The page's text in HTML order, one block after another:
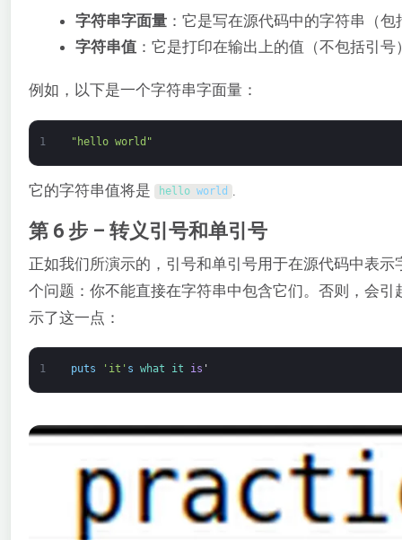
字符串字面量 ：它是写在源代码中的字符串（包
字符串值 ：它是打印在输出上的值（不包括引号
例如，以下是一个字符串字面量：
1 "hello world"
它的字符串值将是 hello world .
第 6 步 – 转义引号和单引号
正如我们所演示的，引号和单引号用于在源代码中表示
个问题：你不能直接在字符串中包含它们。否则，会引
示了这一点：
1 puts 'it' s what it is '